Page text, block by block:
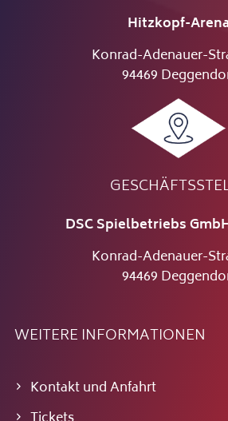
Hitzkopf-
Konrad-Adenauer-
94469
DSC Spielbetriebs
Konrad-Adenauer-
94469
WEITERE INFORMATIONEN
Kontakt und Anfahrt